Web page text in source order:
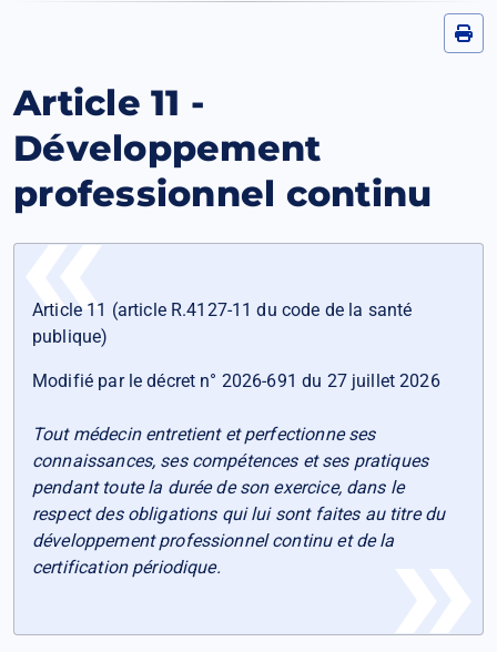
menu
Article 11 -
Développement
professionnel continu
Article 11 (article R.4127-11 du code de la santé
publique)
Modifié par le décret n° 2026-691 du 27 juillet 2026
Tout médecin entretient et perfectionne ses
connaissances, ses compétences et ses pratiques
pendant toute la durée de son exercice, dans le
respect des obligations qui lui sont faites au titre du
développement professionnel continu et de la
certification périodique.